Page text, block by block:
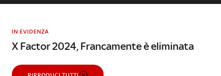
SKY.IT
IN EVIDENZA
X Factor 2024, Francamente è eliminata